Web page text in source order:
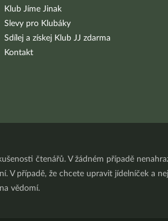
Klub Jíme Jinak
Slevy pro Klubáky
Sdílej a získej Klub JJ zdarma
Kontakt
čtenářů. V žádném případě
V případě, že chcete upravit jídelníček a
vědomí.